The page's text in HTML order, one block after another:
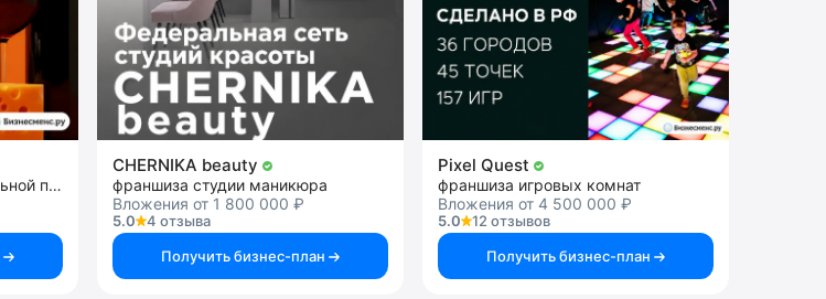
франшиза продажи алкогольной продукции
CHERNIKA beauty
франшиза студии маникюра
Вложения от 1 800 000 ₽
5.0
4 отзыва
Получить бизнес-план
Pixel Quest
франшиза игровых комнат
Вложения от 4 500 000 ₽
5.0
12 отзывов
Получить бизнес-план